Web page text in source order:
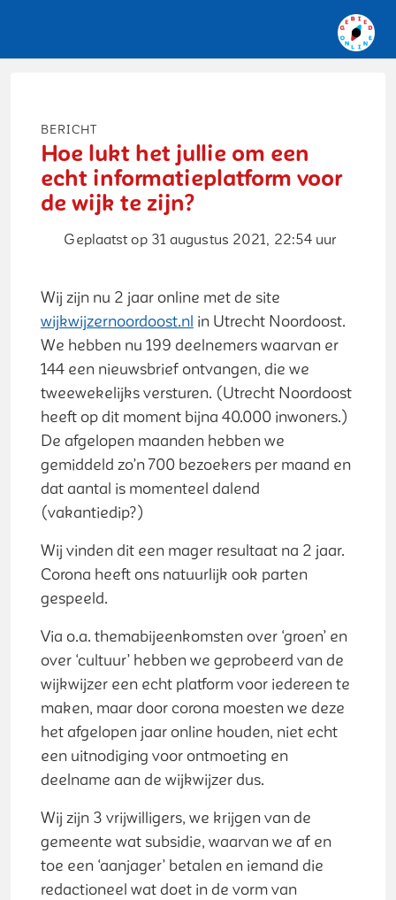
Bericht
Hoe lukt het jullie om een
echt informatieplatform voor
de wijk te zijn?
Geplaatst op 31 augustus 2021, 22:54 uur
Wij zijn nu 2 jaar online met de site
wijkwijzernoordoost.nl in Utrecht Noordoost.
We hebben nu 199 deelnemers waarvan er
144 een nieuwsbrief ontvangen, die we
tweewekelijks versturen. (Utrecht Noordoost
heeft op dit moment bijna 40.000 inwoners.)
De afgelopen maanden hebben we
gemiddeld zo’n 700 bezoekers per maand en
dat aantal is momenteel dalend
(vakantiedip?)
Wij vinden dit een mager resultaat na 2 jaar.
Corona heeft ons natuurlijk ook parten
gespeeld.
Via o.a. themabijeenkomsten over ‘groen’ en
over ‘cultuur’ hebben we geprobeerd van de
wijkwijzer een echt platform voor iedereen te
maken, maar door corona moesten we deze
het afgelopen jaar online houden, niet echt
een uitnodiging voor ontmoeting en
deelname aan de wijkwijzer dus.
Wij zijn 3 vrijwilligers, we krijgen van de
gemeente wat subsidie, waarvan we af en
toe een ‘aanjager’ betalen en iemand die
redactioneel wat doet in de vorm van